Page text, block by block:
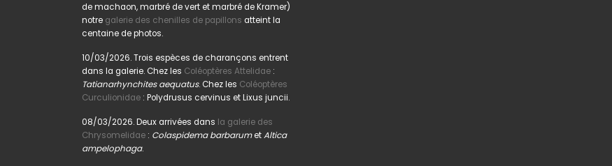
de machaon, marbré de vert et marbré de Kramer)
notre galerie des chenilles de papillons atteint la
centaine de photos.
10/03/2026. Trois espèces de charançons entrent
dans la galerie. Chez les Coléoptères Attelidae :
Tatianarhynchites aequatus. Chez les Coléoptères
Curculionidae : Polydrusus cervinus et Lixus juncii.
08/03/2026. Deux arrivées dans la galerie des
Chrysomelidae : Colaspidema barbarumetAltica
ampelophaga.